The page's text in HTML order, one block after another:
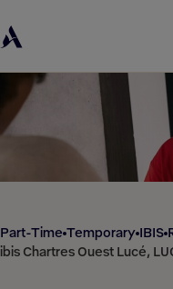
Part-Time Temporary IBIS
ibis Chartres Ouest Lucé,